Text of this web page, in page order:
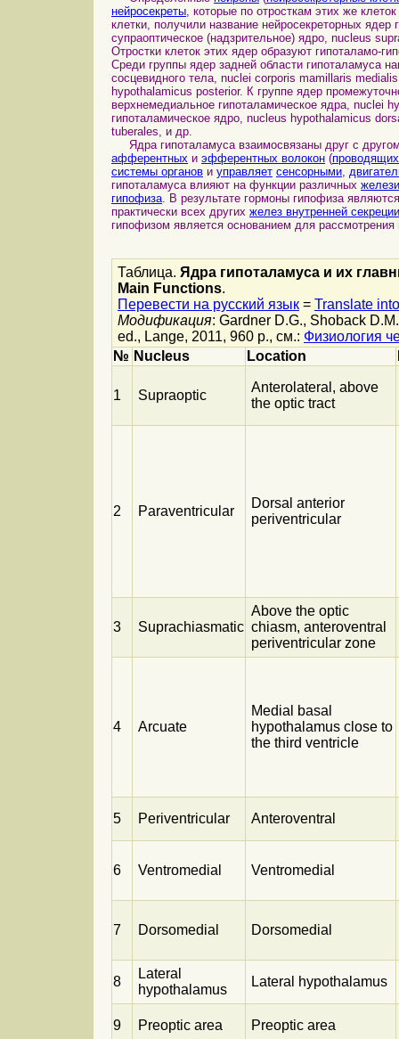
нейросекреты, которые по отросткам этих же
клетки, получили название нейросекреторных
супраоптическое (надзрительное) ядро, nucleus
Отростки клеток этих ядер образуют гипоталамо-
Среди группы ядер задней области гипоталамуса
сосцевидного тела, nuclei corporis mamillaris
hypothalamicus posterior. К группе ядер
верхнемедиальное гипоталамическое ядра, nuclei
гипоталамическое ядро, nucleus hypothalamicus
tuberales, и др.
Ядра гипоталамуса взаимосвязаны друг с
афферентных и эфферентных волокон (
системы органов и управляет сенсорными,
гипоталамуса влияют на функции различных
гипофиза. В результате гормоны гипофиза
практически всех других желез внутренней секреции
гипофизом является основанием для рассмотрения
Таблица. Ядра гипоталамуса и их
Main Functions.
Перевести на русский язык = Translate
Модификация: Gardner D.G., Shoback
ed., Lange, 2011, 960 p., см.: Физиология
№ Nucleus Location
1 Supraoptic
Anterolateral, above
the optic tract
2 Paraventricular
Dorsal anterior
periventricular
3 Suprachiasmatic
Above the optic
chiasm, anteroventral
periventricular zone
4 Arcuate
Medial basal
hypothalamus close to
the third ventricle
5 Periventricular Anteroventral
6 Ventromedial Ventromedial
7 Dorsomedial Dorsomedial
8
Lateral
hypothalamus
Lateral hypothalamus
9 Preoptic area Preoptic area